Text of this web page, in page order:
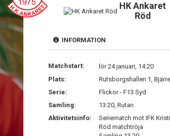
HK Ankaret
Röd
INFORMATION
Matchstart:
lör 24 januari, 14:20
Plats:
Rutsborgshallen 1,
Serie:
Flickor - F13 Syd
Samling:
13:20, Rutan
Aktivitetsinfo:
Seriematch mot IFK
Röd matchtröja